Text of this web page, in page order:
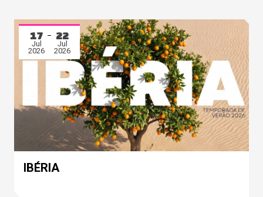
17
Jul
2026
22
Jul
2026
IBÉRIA